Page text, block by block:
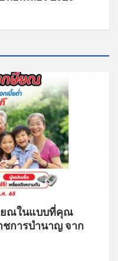
ยณในแบบที่คุณ
ชการบำนาญ จาก